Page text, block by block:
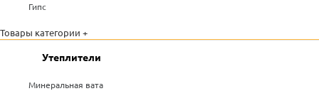
Гипс
Товары категории +
Утеплители
Минеральная вата